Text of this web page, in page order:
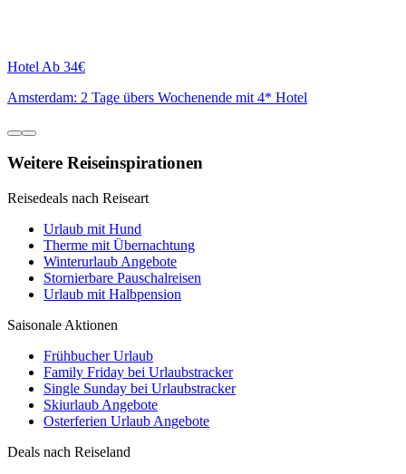
Hotel Ab 34€
Amsterdam: 2 Tage übers Wochenende mit 4* Hotel
Weitere Reiseinspirationen
Reisedeals nach Reiseart
Urlaub mit Hund
Therme mit Übernachtung
Winterurlaub Angebote
Stornierbare Pauschalreisen
Urlaub mit Halbpension
Saisonale Aktionen
Frühbucher Urlaub
Family Friday bei Urlaubstracker
Single Sunday bei Urlaubstracker
Skiurlaub Angebote
Osterferien Urlaub Angebote
Deals nach Reiseland